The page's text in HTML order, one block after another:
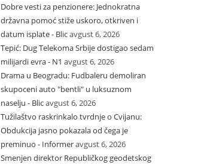
Dobre vesti za penzionere: Jednokratna
državna pomoć stiže uskoro, otkriven i
datum isplate - Blicavgust 6, 2026
Tepić: Dug Telekoma Srbije dostigao sedam
milijardi evra - N1 avgust 6, 2026
Drama u Beogradu: Fudbaleru demoliran
skupoceni auto "bentli" u luksuznom
naselju - Blicavgust 6, 2026
Tužilaštvo raskrinkalo tvrdnje o Cvijanu:
Obdukcija jasno pokazala od čega je
preminuo - Informeravgust 6, 2026
Smenjen direktor Republičkog geodetskog